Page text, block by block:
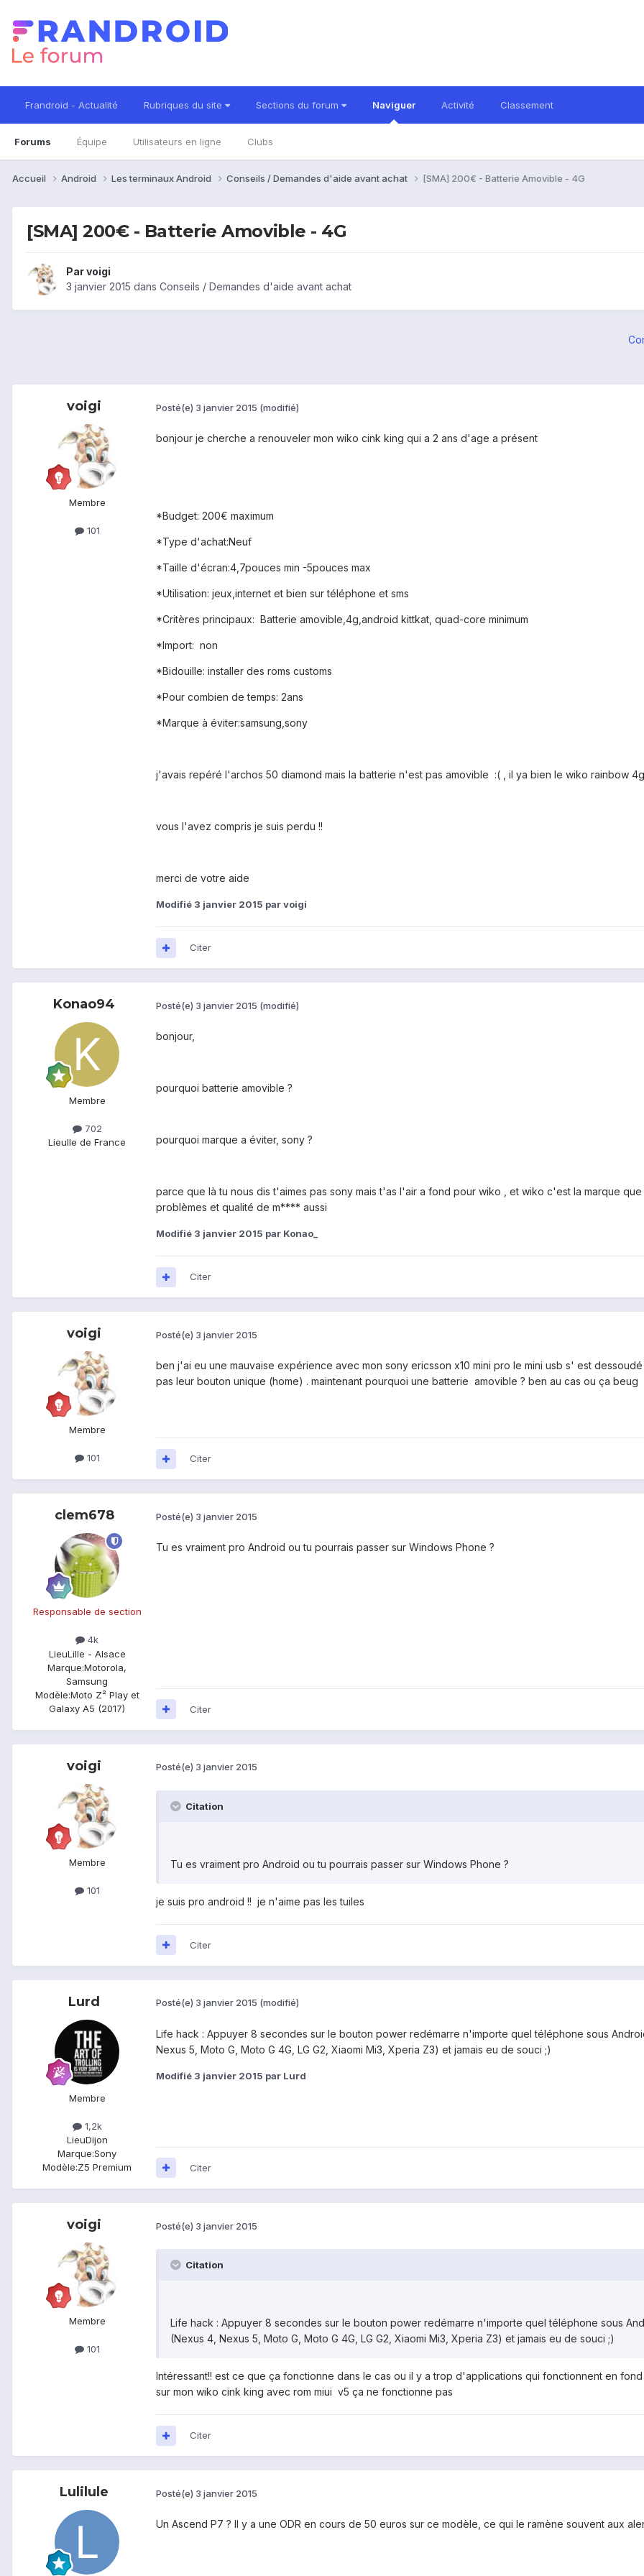
Frandroid - Actualité Rubriques du site Sections du forum Naviguer
Forums Équipe Utilisateurs en ligne Clubs
Activité Classement
Accueil Android Les terminaux Android Conseils / Demandes d'aide avant achat [SMA] 200€ - Batterie Amovible - 4G
[SMA] 200€ - Batterie Amovible - 4G
Parvoigi
3 janvier 2015 dans Conseils / Demandes d'aide avant achat
voigi
Membre
101
Posté(e) 3 janvier 2015 (modifié)
bonjour je cherche a renouveler mon wiko cink king qui a 2 ans d'age a présent
*Budget: 200€ maximum
*Type d'achat:Neuf
*Taille d'écran:4,7pouces min -5pouces max
*Utilisation: jeux,internet et bien sur téléphone et sms
*Critères principaux: Batterie amovible,4g,android kittkat, quad-core minimum
*Import: non
*Bidouille: installer des roms customs
*Pour combien de temps: 2ans
*Marque à éviter:samsung,sony
j'avais repéré l'archos 50 diamond mais la batterie n'est pas amovible :( , il ya bien le wiko rainbow
vous l'avez compris je suis perdu !!
merci de votre aide
Modifié 3 janvier 2015 par voigi
Citer
Konao94
Membre
702
LieuIle de France
Posté(e) 3 janvier 2015 (modifié)
bonjour,
pourquoi batterie amovible ?
pourquoi marque a éviter, sony ?
parce que là tu nous dis t'aimes pas sony mais t'as l'air a fond pour wiko , et wiko c'est la marque
problèmes et qualité de m**** aussi
Modifié 3 janvier 2015 par Konao_
Citer
voigi
Membre
101
Posté(e) 3 janvier 2015
ben j'ai eu une mauvaise expérience avec mon sony ericsson x10 mini pro le mini usb s' est
pas leur bouton unique (home) . maintenant pourquoi une batterie amovible ? ben au cas ou ça
Citer
clem678
Responsable de section
4k
LieuLille - Alsace
Marque:Motorola,
Samsung
Modèle:Moto Z² Play et
Galaxy A5 (2017)
Posté(e) 3 janvier 2015
Tu es vraiment pro Android ou tu pourrais passer sur Windows Phone ?
Citer
voigi
Membre
101
Posté(e) 3 janvier 2015
Citation
Tu es vraiment pro Android ou tu pourrais passer sur Windows Phone ?
je suis pro android !! je n'aime pas les tuiles
Citer
Lurd
Membre
1,2k
LieuDijon
Marque:Sony
Modèle:Z5 Premium
Posté(e) 3 janvier 2015 (modifié)
Life hack : Appuyer 8 secondes sur le bouton power redémarre n'importe quel téléphone sous
Nexus 5, Moto G, Moto G 4G, LG G2, Xiaomi Mi3, Xperia Z3) et jamais eu de souci ;)
Modifié 3 janvier 2015 par Lurd
Citer
voigi
Membre
101
Posté(e) 3 janvier 2015
Citation
Life hack : Appuyer 8 secondes sur le bouton power redémarre n'importe quel téléphone sous
(Nexus 4, Nexus 5, Moto G, Moto G 4G, LG G2, Xiaomi Mi3, Xperia Z3) et jamais eu de souci ;)
Intéressant!! est ce que ça fonctionne dans le cas ou il y a trop d'applications qui fonctionnent en
sur mon wiko cink king avec rom miui v5 ça ne fonctionne pas
Citer
Lulilule Posté(e) 3 janvier 2015
Un Ascend P7 ? Il y a une ODR en cours de 50 euros sur ce modèle, ce qui le ramène souvent aux